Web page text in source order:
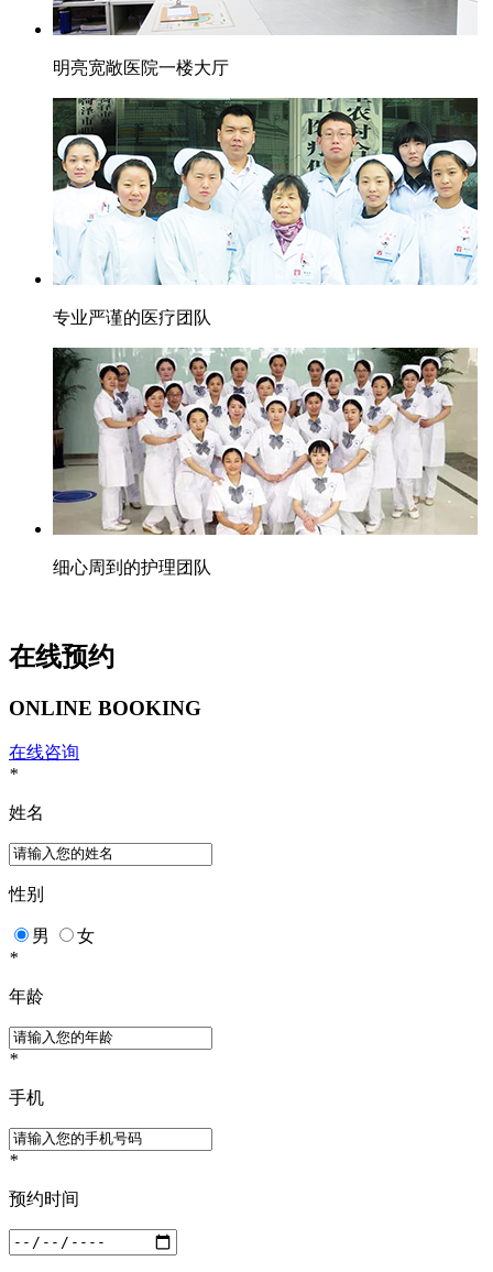
明亮宽敞医院一楼大厅
专业严谨的医疗团队
细心周到的护理团队
在线预约
ONLINE BOOKING
在线咨询
*
姓名
性别
男
女
*
年龄
*
手机
*
预约时间